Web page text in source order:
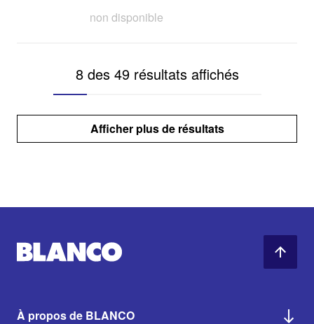
non disponible
8 des 49 résultats affichés
Afficher plus de résultats
À propos de BLANCO